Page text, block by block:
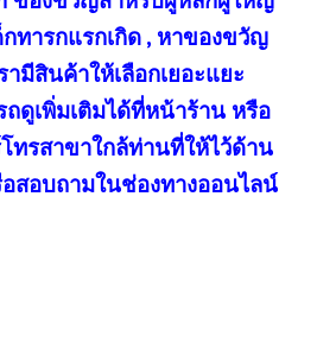
ทารกแรกเกิด , หาของขวัญ
ามีสินค้าให้เลือกเยอะแยะ
ดูเพิ่มเติมได้ที่หน้าร้าน หรือ
ทรสาขาใกล้ท่านที่ให้ไว้ด้าน
สอบถามในช่องทางออนไลน์